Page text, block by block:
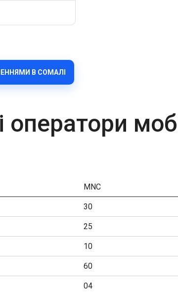
В СОМАЛІ
оператори
MNC
30
25
10
60
04